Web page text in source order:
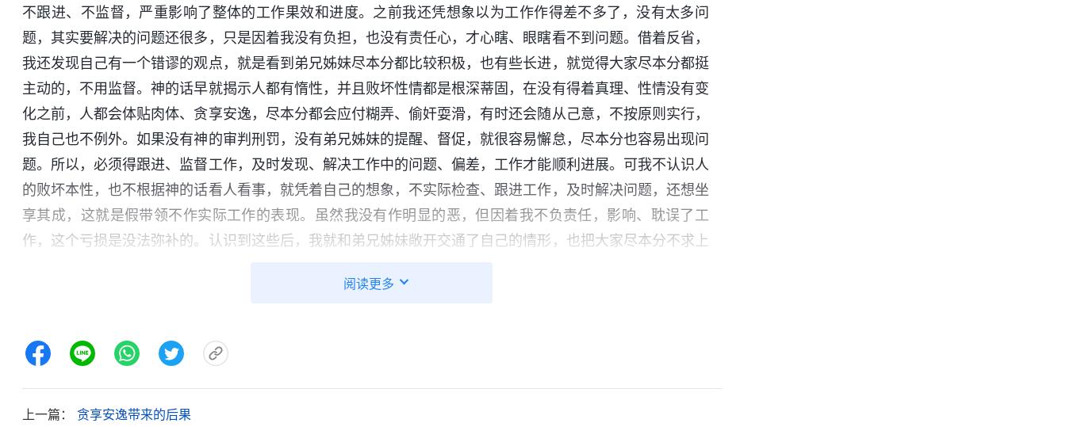
不跟进、不监督，严重影响了整体的工作果效和进度。之前我还凭想象以为工作作得差不多了，没有太多问
题，其实要解决的问题还很多，只是因着我没有负担，也没有责任心，才心瞎、眼瞎看不到问题。借着反省，
我还发现自己有一个错谬的观点，就是看到弟兄姊妹尽本分都比较积极，也有些长进，就觉得大家尽本分都挺
主动的，不用监督。神的话早就揭示人都有惰性，并且败坏性情都是根深蒂固，在没有得着真理、性情没有变
化之前，人都会体贴肉体、贪享安逸，尽本分都会应付糊弄、偷奸耍滑，有时还会随从己意，不按原则实行，
我自己也不例外。如果没有神的审判刑罚，没有弟兄姊妹的提醒、督促，就很容易懈怠，尽本分也容易出现问
题。所以，必须得跟进、监督工作，及时发现、解决工作中的问题、偏差，工作才能顺利进展。可我不认识人
的败坏本性，也不根据神的话看人看事，就凭着自己的想象，不实际检查、跟进工作，及时解决问题，还想坐
享其成，这就是假带领不作实际工作的表现。虽然我没有作明显的恶，但因着我不负责任，影响、耽误了工
作，这个亏损是没法弥补的。认识到这些后，我就和弟兄姊妹敞开交通了自己的情形，也把大家尽本分不求上
再琢磨琢磨有没有可改进的地方，也经常跟进、了解工作，果效上比之前有了一些提升。
就说：“我还没有想到好的方式，再琢磨琢磨吧。”可过后我却没有及时寻求解决这个问题，因为我知道要突破
和精力，中间还得不断地尝试、总结，最后能不能有果效还不好说，要是果效不好，那花的功夫不就白费了
阅读更多
上一篇： 贪享安逸带来的后果